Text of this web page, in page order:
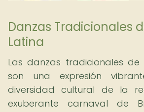
Danzas Tradicionales
Latina
Las danzas tradicionales de
son una expresión
diversidad cultural de la
exuberante carnaval de